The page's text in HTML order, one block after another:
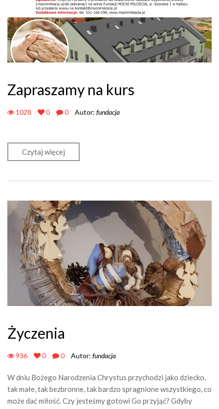
Zapraszamy na kurs
1028 0 0 Autor: fundacja
Czytaj więcej
Życzenia
936 0 0 Autor: fundacja
W dniu Bożego Narodzenia Chrystus przychodzi jako dziecko,
tak małe, tak bezbronne, tak bardzo spragnione wszystkiego, co
może dać miłość. Czy jesteśmy gotowi Go przyjąć? Gdyby